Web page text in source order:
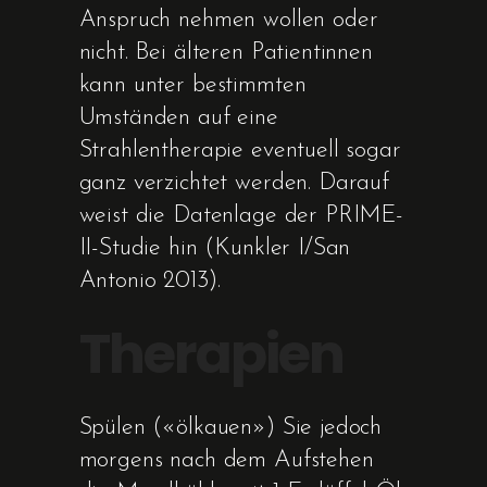
Anspruch nehmen wollen oder
nicht. Bei älteren Patientinnen
kann unter bestimmten
Umständen auf eine
Strahlentherapie eventuell sogar
ganz verzichtet werden. Darauf
weist die Datenlage der PRIME-
II-Studie hin (Kunkler I/San
Antonio 2013).
Spülen («ölkauen») Sie jedoch
morgens nach dem Aufstehen